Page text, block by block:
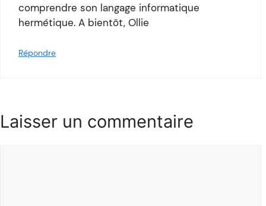
comprendre son langage informatique
hermétique. A bientôt, Ollie
Répondre
Laisser un commentaire